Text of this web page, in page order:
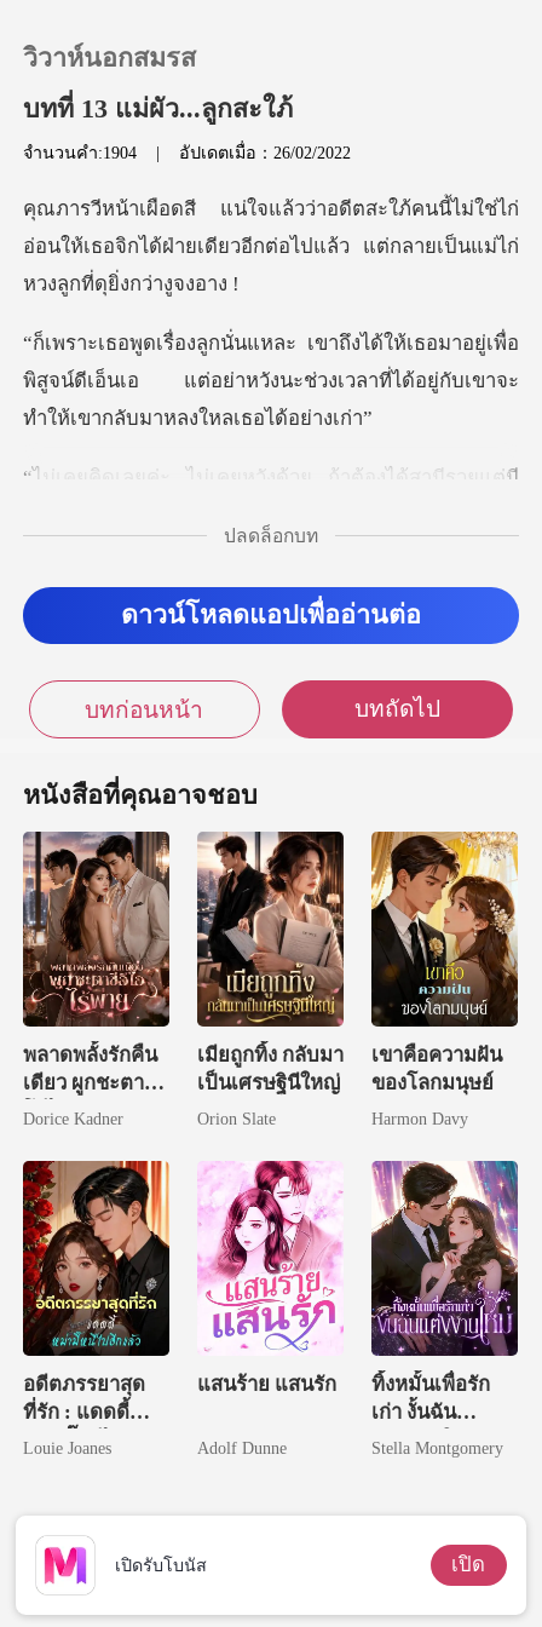
เติมเงิน
ออกจากระบบ
ดาวน์โหลดแอป
วิวาห์นอกสมรส
บทที่ 13 แม่ผัว...ลูกสะใภ้
จำนวนคำ:1904 | อัปเดตเมื่อ：26/02/2022
ไม่ใช่ไก่
อ่อนให้เธอจิกได้ฝ่ายเดียวอีกต่อไปแล้ว
อยู่เพื่อ
พิสูจน์ดีเอ็นเอ แต่อย่าหวังนะช่วงเวลาที่
ปลดล็อกบท
ดาวน์โหลดแอปเพื่ออ่านต่อ
บทก่อนหน้า บทถัดไป
หนังสือที่คุณอาจชอบ
พลาดพลั้งรักคืน
เดียว ผูกชะตาซีอี
โอไร้พ่าย
Dorice Kadner
เมียถูกทิ้ง กลับมา
เป็นเศรษฐินีใหญ่
Orion Slate
เขาคือความฝัน
ของโลกมนุษย์
Harmon Davy
อดีตภรรยาสุด
ที่รัก : แดดดี้
หม่ามี๊หนีไปอีก
Louie Joanes
แสนร้าย แสนรัก
Adolf Dunne
ทิ้งหมั้นเพื่อรัก
เก่า งั้นฉัน
แต่งงานใหม่
Stella Montgomery
เปิดรับโบนัส เปิด